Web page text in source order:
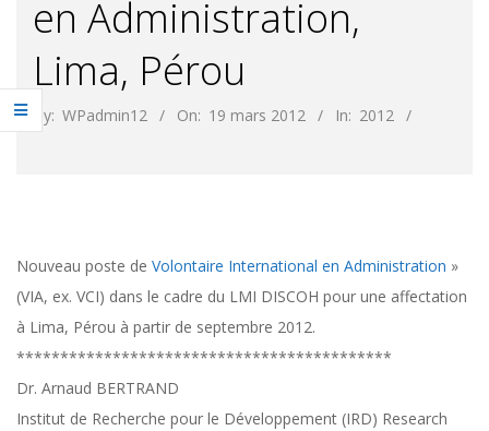
en Administration,
Lima, Pérou
By: WPadmin12 On: 19 mars 2012 In: 2012
Nouveau poste de Volontaire International en Administration »
(VIA, ex. VCI) dans le cadre du LMI DISCOH pour une affectation
à Lima, Pérou à partir de septembre 2012.
*******************************************
Dr. Arnaud BERTRAND
Institut de Recherche pour le Développement (IRD) Research